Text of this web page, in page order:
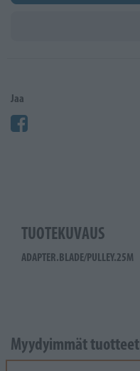
Jaa
TUOTEKUVAUS
ADAPTER.BLADE/PULLEY.25M
Myydyimmät tuotteet